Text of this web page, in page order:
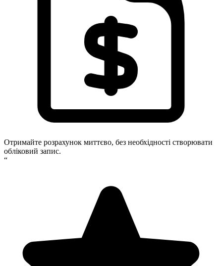
Отримайте розрахунок миттєво, без необхідності створювати
обліковий запис.
“